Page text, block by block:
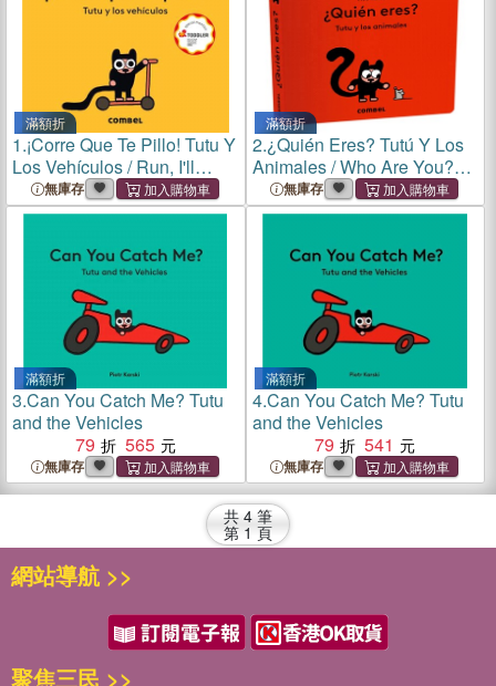
滿額折
1.¡Corre Que Te Pillo! Tutu Y
Los Vehículos / Run, I'll
Catch You! Tutu and
Vehicles
無庫存
滿額折
2.¿Quién Eres? Tutú Y Los
Animales / Who Are You?
Tutu and Animals
無庫存
滿額折
3.Can You Catch Me? Tutu
and the Vehicles
79
565
無庫存
滿額折
4.Can You Catch Me? Tutu
and the Vehicles
79
541
無庫存
共 4 筆
第 1 頁
網站導航 >>
聚焦三民 >>